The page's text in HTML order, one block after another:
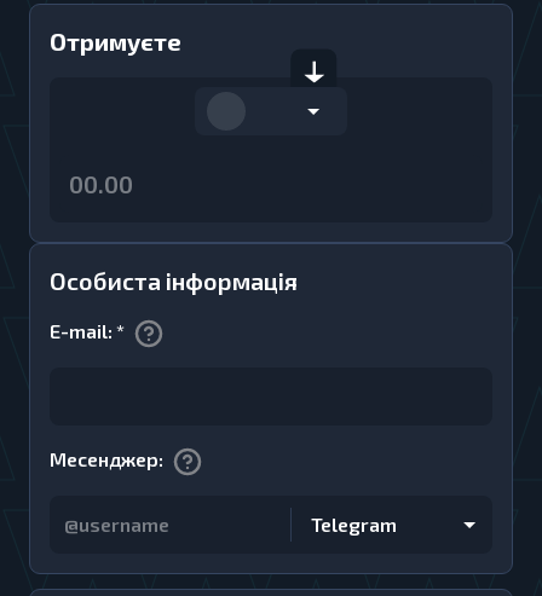
Особиста інформація
E-mail: *
Месенджер:
Telegram
Отримуєте